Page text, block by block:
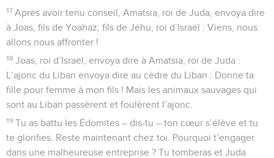
17 Après avoir tenu conseil, Amatsia, roi de Juda, envoya dire
à Joas, fils de Yoahaz, fils de Jéhu, roi d’Israël : Viens, nous
allons nous affronter !
18 Joas, roi d’Israël, envoya dire à Amatsia, roi de Juda :
L’ajonc du Liban envoya dire au cèdre du Liban : Donne ta
fille pour femme à mon fils ! Mais les animaux sauvages qui
sont au Liban passèrent et foulèrent l’ajonc.
19 Tu as battu les Édomites – dis-tu – ton cœur s’élève et tu
te glorifies. Reste maintenant chez toi. Pourquoi t’engager
dans une malheureuse entreprise ? Tu tomberas et Juda